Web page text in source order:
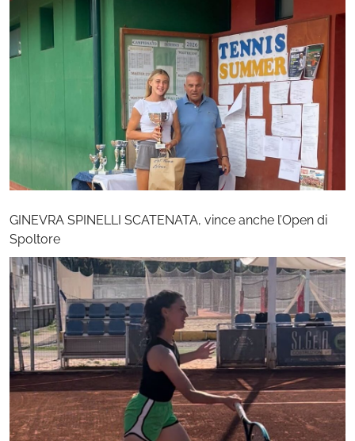
GINEVRA SPINELLI SCATENATA, vince anche l’Open di
Spoltore